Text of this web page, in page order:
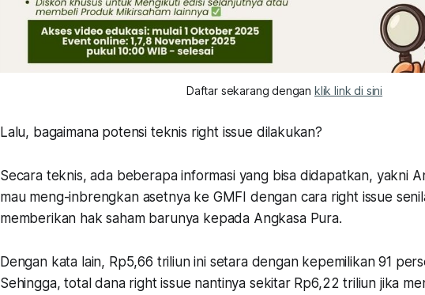
Daftar sekarang dengan klik link di sini
Lalu, bagaimana potensi teknis right issue dilakukan?
Secara teknis, ada beberapa informasi yang bisa didapatkan, yakni
mau meng-inbrengkan asetnya ke GMFI dengan cara right issue
memberikan hak saham barunya kepada Angkasa Pura.
Dengan kata lain, Rp5,66 triliun ini setara dengan kepemilikan 91
Sehingga, total dana right issue nantinya sekitar Rp6,22 triliun jika